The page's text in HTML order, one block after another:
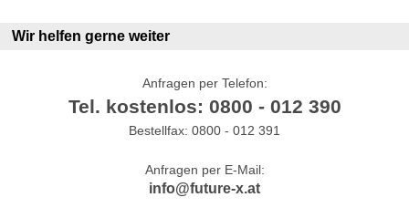
Wir helfen gerne weiter
Anfragen per Telefon:
Tel. kostenlos: 0800 - 012 390
Bestellfax: 0800 - 012 391
Anfragen per E-Mail:
info@future-x.at